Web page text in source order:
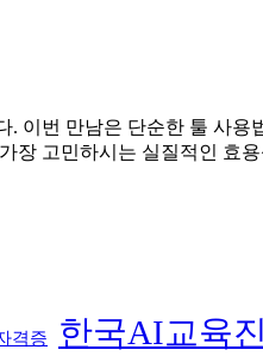
이번 만남은 단순한 툴 사용
장 고민하시는 실질적인 효
격증 한국AI교육